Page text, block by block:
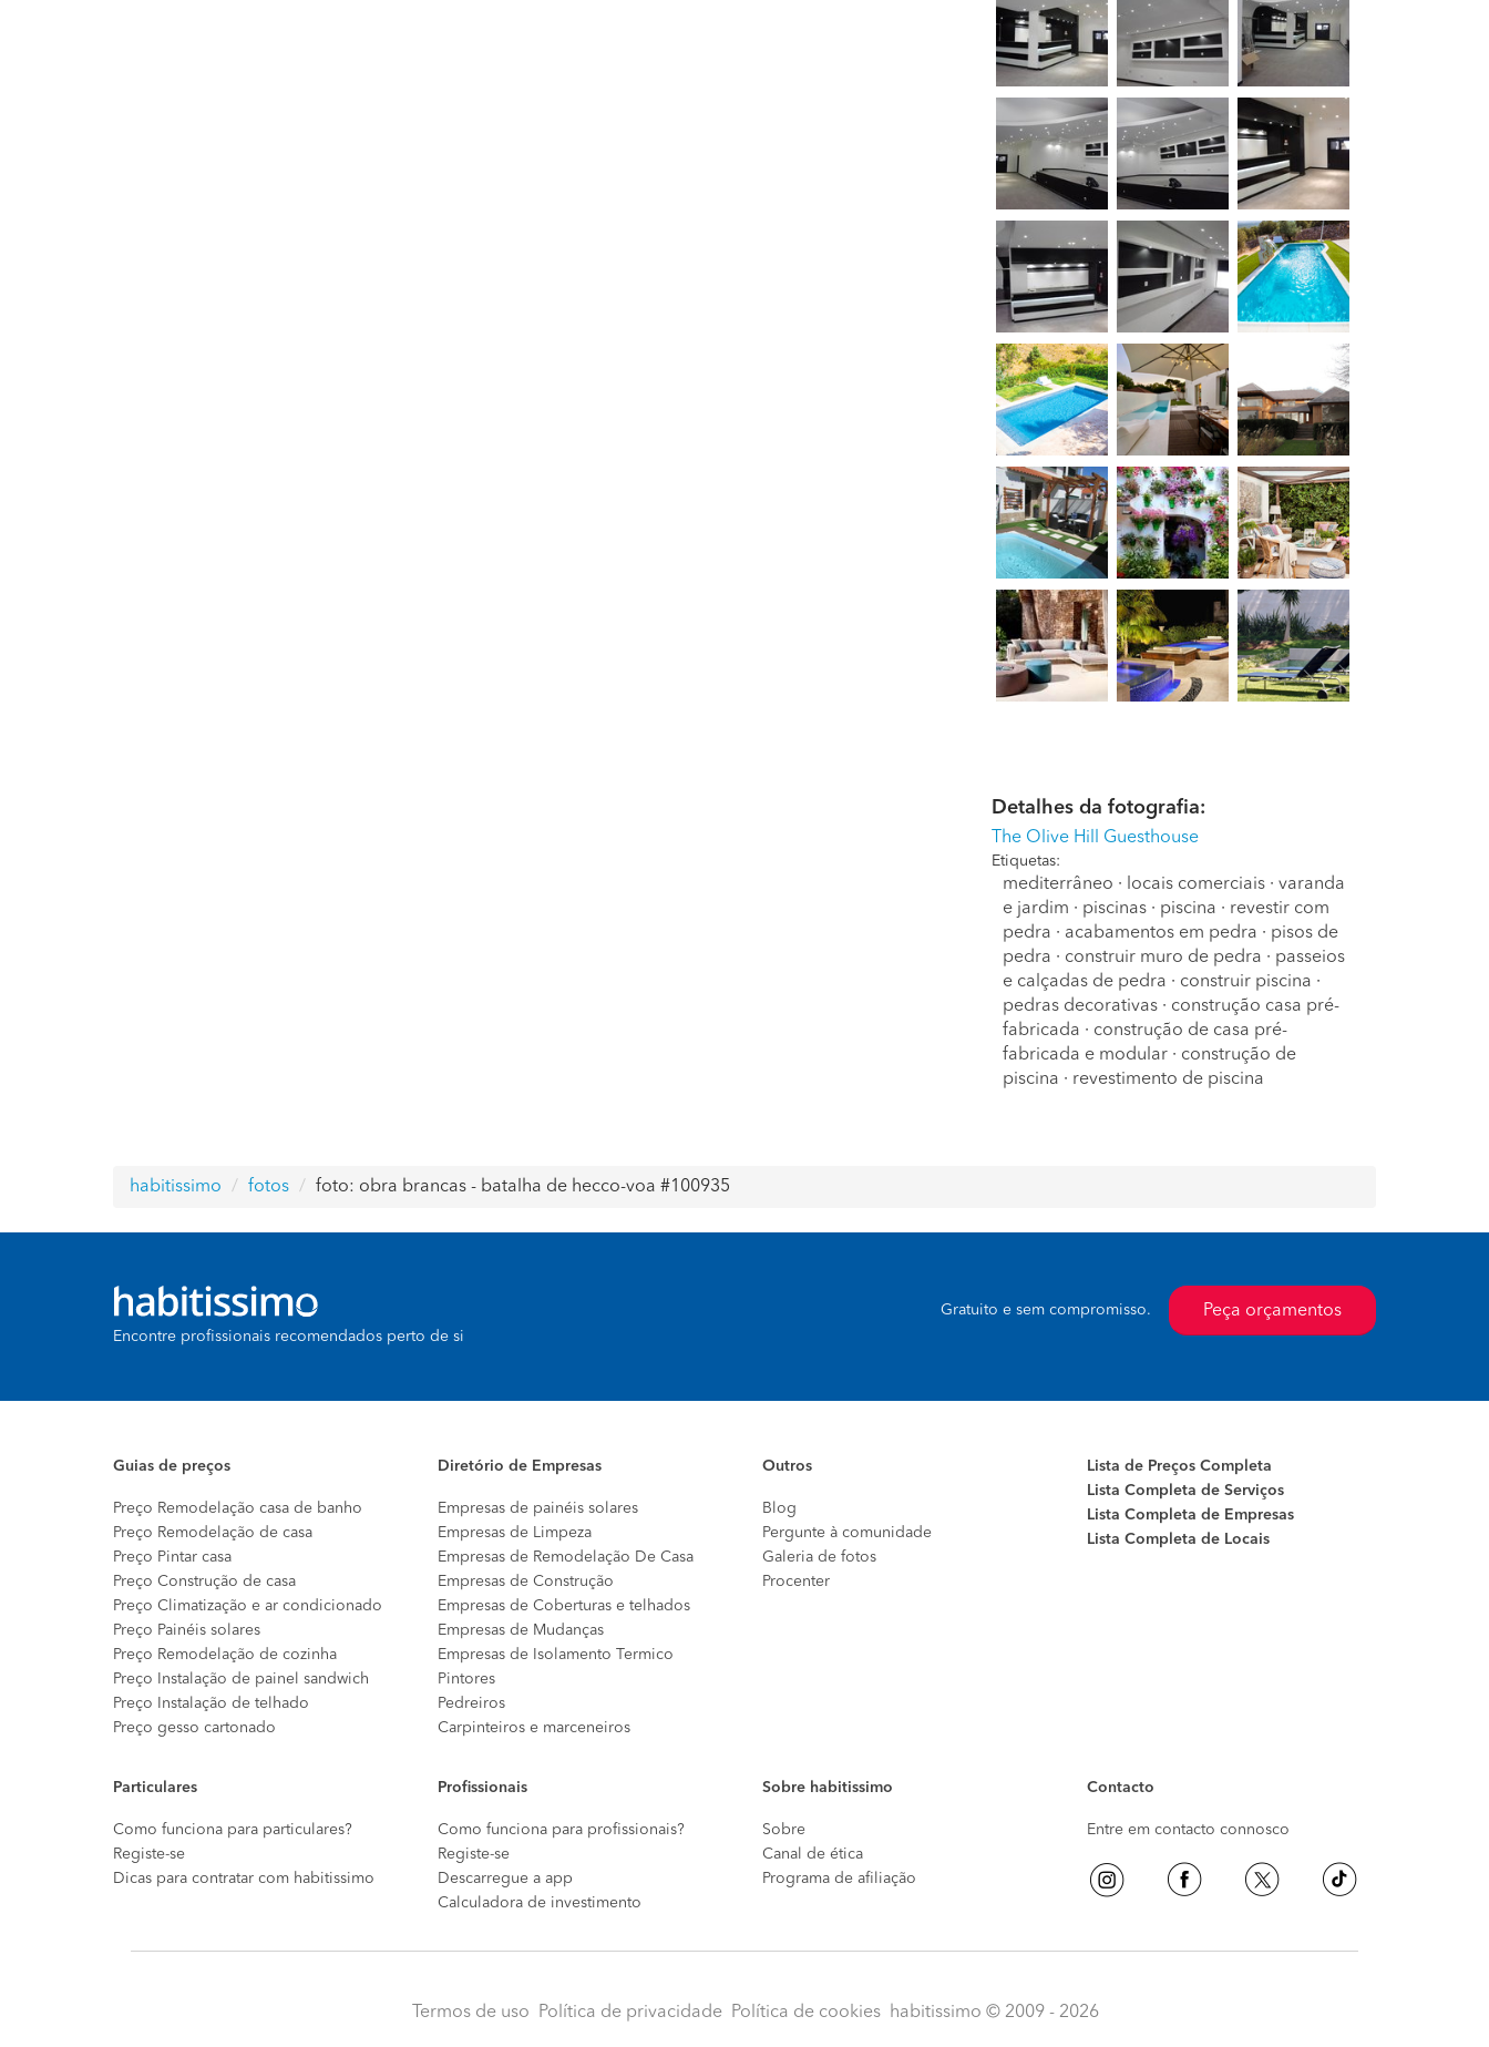
Detalhes da fotografia:
The Olive Hill Guesthouse
Etiquetas:
mediterrâneo · locais comerciais ·varanda
e jardim · piscinas · piscina · revestir com
pedra · acabamentos em pedra · pisos de
pedra · construir muro de pedra · passeios
e calçadas de pedra · construir piscina ·
pedras decorativas · construção casa pré-
fabricada · construção de casa pré-
fabricada e modular · construção de
piscina · revestimento de piscina
habitissimo fotos foto: obra brancas - batalha de hecco-voa #100935
Encontre profissionais recomendados perto de si
Peça orçamentos
Gratuito e sem compromisso.
Guias de preços
Preço Remodelação casa de banho
Preço Remodelação de casa
Preço Pintar casa
Preço Construção de casa
Preço Climatização e ar condicionado
Preço Painéis solares
Preço Remodelação de cozinha
Preço Instalação de painel sandwich
Preço Instalação de telhado
Preço gesso cartonado
Diretório de Empresas
Empresas de painéis solares
Empresas de Limpeza
Empresas de Remodelação De Casa
Empresas de Construção
Empresas de Coberturas e telhados
Empresas de Mudanças
Empresas de Isolamento Termico
Pintores
Pedreiros
Carpinteiros e marceneiros
Outros
Blog
Pergunte à comunidade
Galeria de fotos
Procenter
Lista de Preços Completa
Lista Completa de Serviços
Lista Completa de Empresas
Lista Completa de Locais
Particulares
Como funciona para particulares?
Registe-se
Dicas para contratar com habitissimo
Profissionais
Como funciona para profissionais?
Registe-se
Descarregue a app
Calculadora de investimento
Sobre habitissimo
Sobre
Canal de ética
Programa de afiliação
Contacto
Entre em contacto connosco
Termos de uso Política de privacidade Política de cookies habitissimo © 2009 - 2026